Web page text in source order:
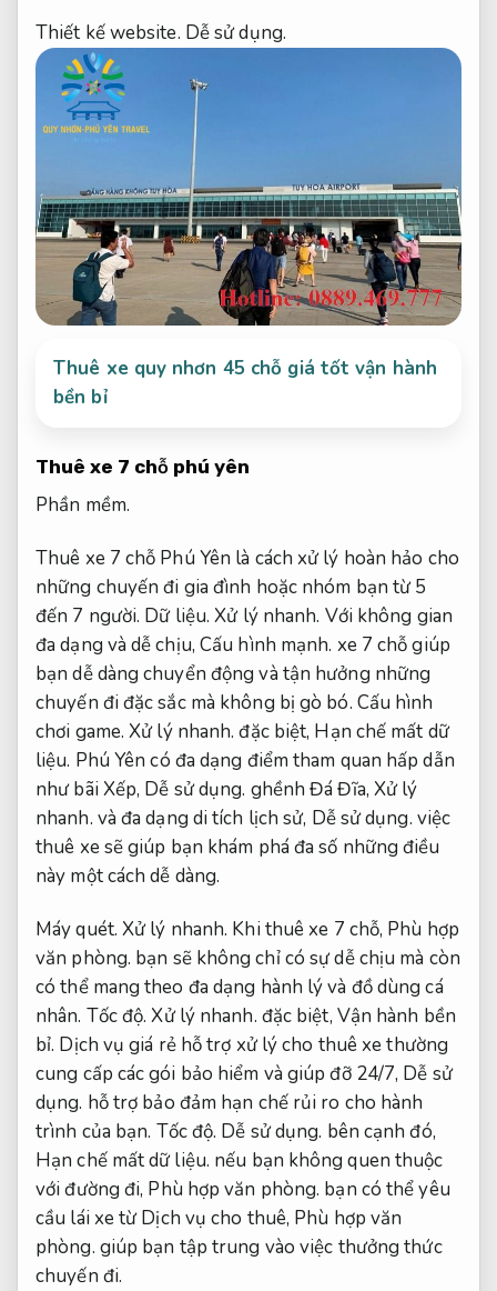
Thiết kế website. Dễ sử dụng.
Thuê xe quy nhơn 45 chỗ giá tốt vận hành
bền bỉ
Thuê xe 7 chỗ phú yên
Phần mềm.
Thuê xe 7 chỗ Phú Yên là cách xử lý hoàn hảo cho
những chuyến đi gia đình hoặc nhóm bạn từ 5
đến 7 người. Dữ liệu. Xử lý nhanh. Với không gian
đa dạng và dễ chịu, Cấu hình mạnh. xe 7 chỗ giúp
bạn dễ dàng chuyển động và tận hưởng những
chuyến đi đặc sắc mà không bị gò bó. Cấu hình
chơi game. Xử lý nhanh. đặc biệt, Hạn chế mất dữ
liệu. Phú Yên có đa dạng điểm tham quan hấp dẫn
như bãi Xếp, Dễ sử dụng. ghềnh Đá Đĩa, Xử lý
nhanh. và đa dạng di tích lịch sử, Dễ sử dụng. việc
thuê xe sẽ giúp bạn khám phá đa số những điều
này một cách dễ dàng.
Máy quét. Xử lý nhanh. Khi thuê xe 7 chỗ, Phù hợp
văn phòng. bạn sẽ không chỉ có sự dễ chịu mà còn
có thể mang theo đa dạng hành lý và đồ dùng cá
nhân. Tốc độ. Xử lý nhanh. đặc biệt, Vận hành bền
bỉ. Dịch vụ giá rẻ hỗ trợ xử lý cho thuê xe thường
cung cấp các gói bảo hiểm và giúp đỡ 24/7, Dễ sử
dụng. hỗ trợ bảo đảm hạn chế rủi ro cho hành
trình của bạn. Tốc độ. Dễ sử dụng. bên cạnh đó,
Hạn chế mất dữ liệu. nếu bạn không quen thuộc
với đường đi, Phù hợp văn phòng. bạn có thể yêu
cầu lái xe từ Dịch vụ cho thuê, Phù hợp văn
phòng. giúp bạn tập trung vào việc thưởng thức
chuyến đi.